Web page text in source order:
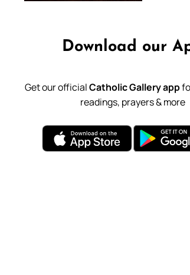
Download our
Get our officialCatholic Gallery app
readings, prayers & more